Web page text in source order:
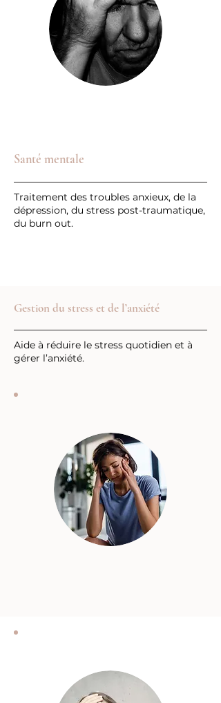
Santé mentale
Traitement des troubles anxieux, de la
dépression, du stress post-traumatique,
du burn out.
Gestion du stress et de l’anxiété
Aide à réduire le stress quotidien et à
gérer l’anxiété.